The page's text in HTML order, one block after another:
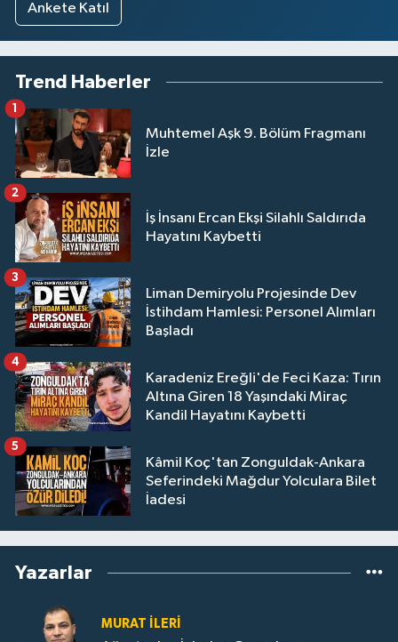
Ankete Katıl
Trend Haberler
Muhtemel Aşk 9. Bölüm Fragmanı
İzle
1
İş İnsanı Ercan Ekşi Silahlı Saldırıda
Hayatını Kaybetti
2
Liman Demiryolu Projesinde Dev
İstihdam Hamlesi: Personel Alımları
Başladı
3
Karadeniz Ereğli'de Feci Kaza: Tırın
Altına Giren 18 Yaşındaki Miraç
Kandil Hayatını Kaybetti
4
Kâmil Koç'tan Zonguldak-Ankara
Seferindeki Mağdur Yolculara Bilet
İadesi
5
Yazarlar
MURAT İLERI